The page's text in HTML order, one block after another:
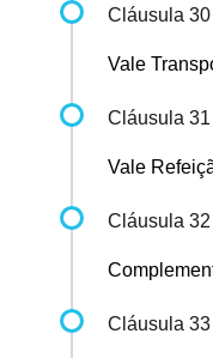
Cláusula 30
Vale
Cláusula 31
Vale
Cláusula 32
Cláusula 33